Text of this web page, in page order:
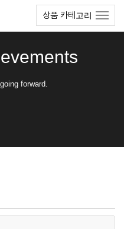
상품 카테고리
forward.